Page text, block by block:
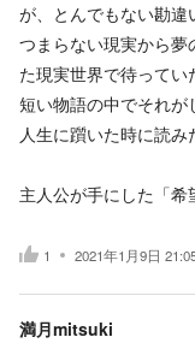
が、とんでもない勘違
つまらない現実から夢
た現実世界で待ってい
短い物語の中でそれが
人生に躓いた時に読み
主人公が手にした「希
1 2021年1月9日
満月mitsuki